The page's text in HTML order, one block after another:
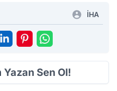
İHA
Yazan Sen Ol!